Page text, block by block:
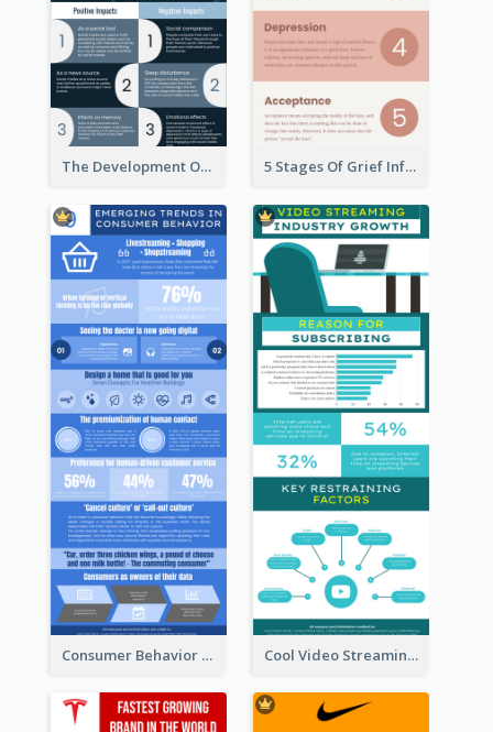
The Development Of Social Media Use Infographic 5 Stages Of Grief Infographic (With Explanation))
Consumer Behavior Analysis Infographic Design Cool Video Streaming Trend Infographic Design Idea